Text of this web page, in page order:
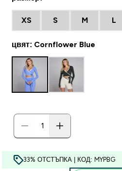
XS S M L
цвят: Cornflower Blue
33% ОТСТЪПКА | КОД: MYPBG